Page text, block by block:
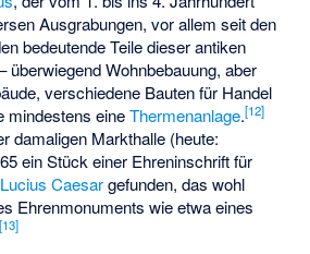
Ausgrabungen, vor allem seit den
bedeutende Teile dieser antiken
überwiegend Wohnbebauung, aber
verschiedene Bauten für Handel
mindestens eineThermenanlage.[12]
damaligen Markthalle (heute:
ein Stück einer Ehreninschrift für
Lucius Caesargefunden, das wohl
Ehrenmonuments wie etwa eines
[13]